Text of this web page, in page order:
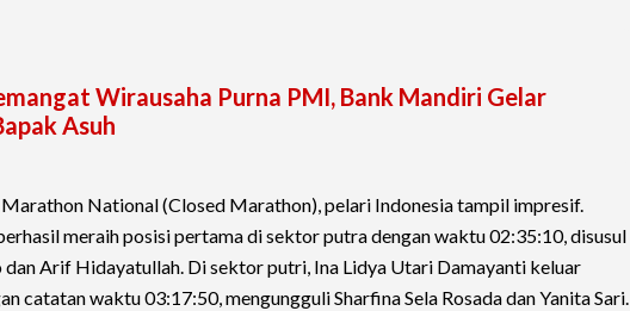
Wirausaha Purna PMI, Bank Mandiri Gelar
Asuh
National (Closed Marathon), pelari Indonesia tampil impresif.
meraih posisi pertama di sektor putra dengan waktu 02:35:10, disusul
dan Arif Hidayatullah. Di sektor putri, Ina Lidya Utari Damayanti keluar
catatan waktu 03:17:50, mengungguli Sharfina Sela Rosada dan Yanita Sari.